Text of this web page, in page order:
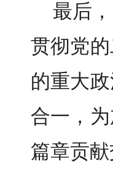
最后
贯彻党
的重大
合一，
篇章贡献